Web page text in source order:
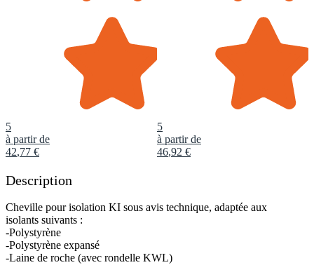
5
à partir de
42,77 €
5
à partir de
46,92 €
Description
Cheville pour isolation KI sous avis technique, adaptée aux
isolants suivants :
-Polystyrène
-Polystyrène expansé
-Laine de roche (avec rondelle KWL)